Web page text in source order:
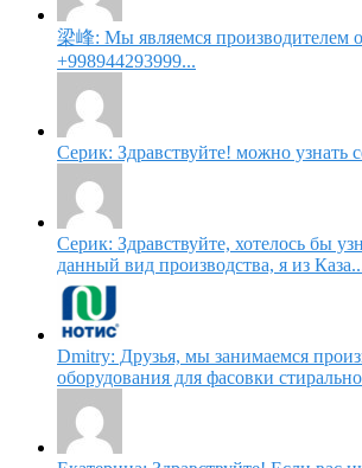
梁峰: Мы являемся производителем
+998944293999...
Серик: Здравствуйте! можно узнать
Серик: Здравствуйте, хотелось бы
данный вид производства, я из
Dmitry: Друзья, мы занимаемся
оборудования для фасовки